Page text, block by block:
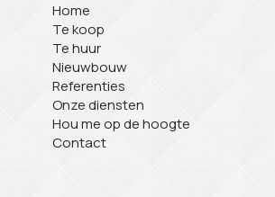
Home
Te koop
Te huur
Nieuwbouw
Referenties
Onze diensten
Hou me op de hoogte
Contact